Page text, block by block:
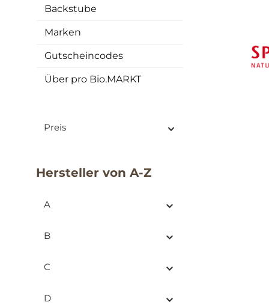
Backstube
Marken
Gutscheincodes
Über pro Bio.MARKT
Preis
Hersteller von A-Z
A
B
C
D